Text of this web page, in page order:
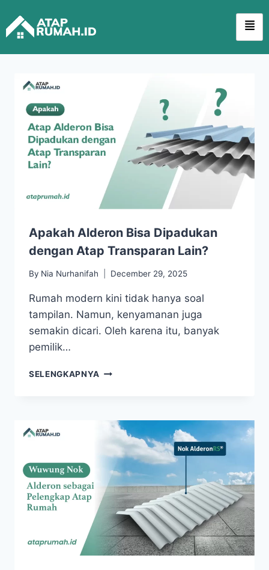
Apakah Alderon Bisa Dipadukan
dengan Atap Transparan Lain?
By Nia Nurhanifah December 29, 2025
Rumah modern kini tidak hanya soal
tampilan. Namun, kenyamanan juga
semakin dicari. Oleh karena itu, banyak
pemilik…
SELENGKAPNYA